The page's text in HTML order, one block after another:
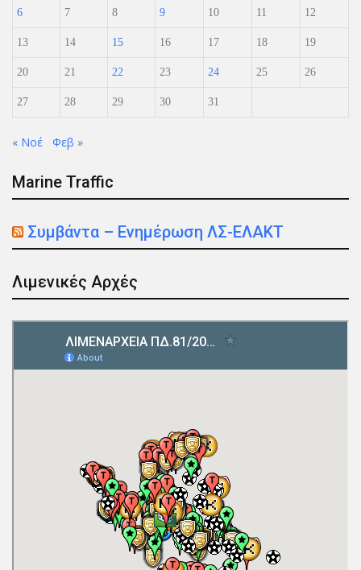
6 7 8 9 10 11 12
13 14 15 16 17 18 19
20 21 22 23 24 25 26
27 28 29 30 31
« Νοέ Φεβ »
Marine Traffic
Συμβάντα – Ενημέρωση ΛΣ-ΕΛΑΚΤ
Λιμενικές Αρχές